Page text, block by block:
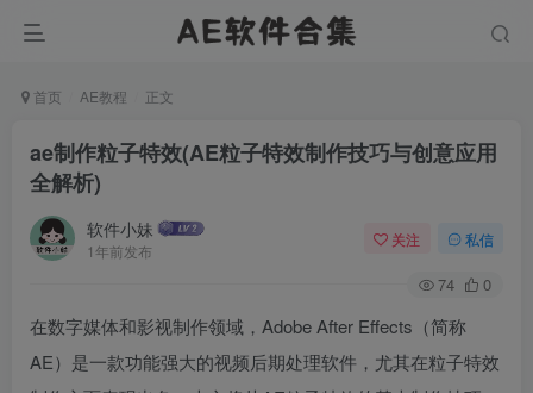
首页 AE教程 正文
ae制作粒子特效(AE粒子特效制作技巧与创意应用
全解析)
软件小妹
1年前发布
关注 私信
74 0
在数字媒体和影视制作领域，Adobe After Effects（简称
AE）是一款功能强大的视频后期处理软件，尤其在粒子特效